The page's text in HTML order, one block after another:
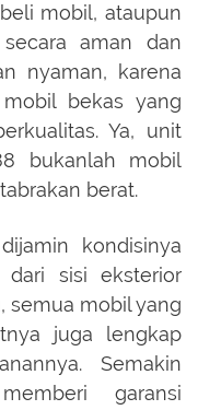
mobil, ataupun
aman dan
nyaman, karena
bekas yang
Ya, unit
bukanlah mobil
berat.
kondisinya
dari sisi eksterior
semua mobil yang
juga lengkap
Semakin
garansi